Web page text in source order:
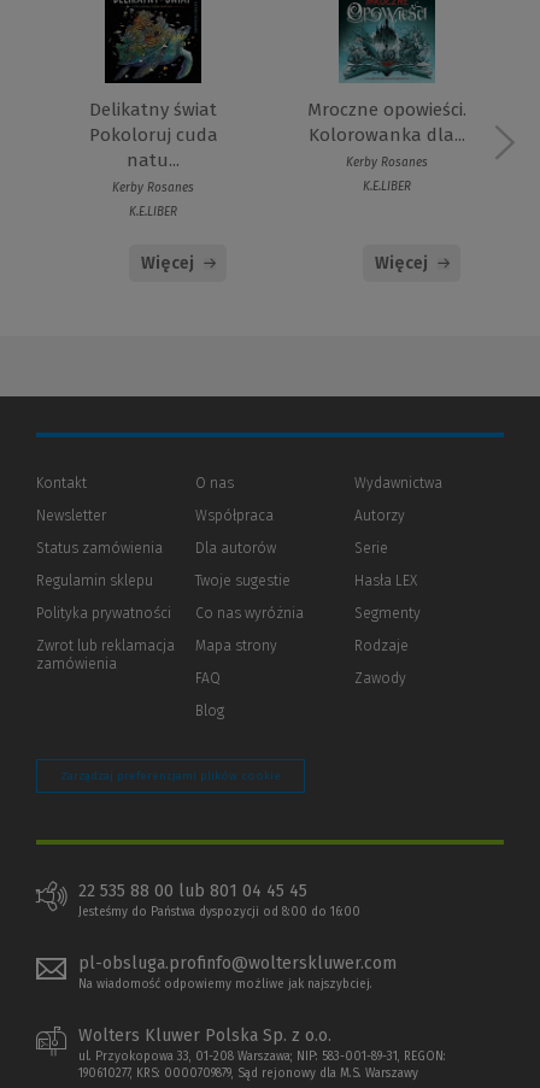
Delikatny świat
Pokoloruj cuda
natu...
Kerby Rosanes
K.E.LIBER
Więcej
Mroczne opowieści.
Kolorowanka dla...
Kerby Rosanes
K.E.LIBER
Więcej
Kontakt
Newsletter
Status zamówienia
Regulamin sklepu
Polityka prywatności (Nowe
(Link
innej
Zwrot lub reklamacja
zamówienia
O nas
Współpraca
Dla autorów(Nowe
(Link
innej
strony)
Twoje sugestie
Co nas wyróżnia
Mapa strony
FAQ
Blog
Wydawnictwa
Autorzy
Serie
Hasła LEX
Segmenty
Rodzaje
Zawody
Zarządzaj preferencjami plików cookie
22 535 88 00 lub 801 04 45 45
Jesteśmy do Państwa dyspozycji od 8:00 do 16:00
pl-obsluga.profinfo@wolterskluwer.com
Na wiadomość odpowiemy możliwe jak najszybciej.
Wolters Kluwer Polska Sp. z o.o.
ul. Przyokopowa 33, 01-208 Warszawa; NIP: 583-001-89-31, REGON:
190610277, KRS: 0000709879, Sąd rejonowy dla M.S. Warszawy